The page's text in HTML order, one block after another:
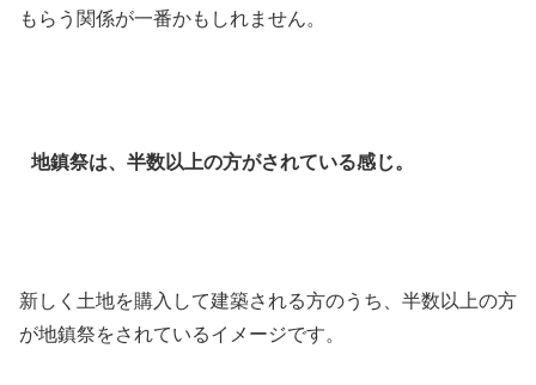
もらう関係が一番かもしれません。
地鎮祭は、半数以上の方がされている感じ。
新しく土地を購入して建築される方のうち、半数以上の方
が地鎮祭をされているイメージです。